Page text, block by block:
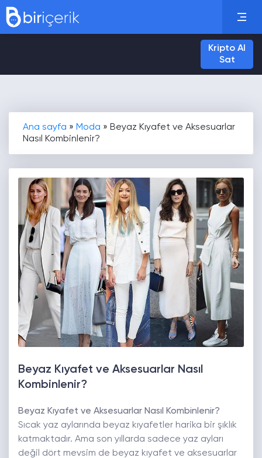
Kripto Al
Sat
Ana sayfa » Moda » Beyaz Kıyafet ve Aksesuarlar
Nasıl Kombinlenir?
Beyaz Kıyafet ve Aksesuarlar Nasıl
Kombinlenir?
Beyaz Kıyafet ve Aksesuarlar Nasıl Kombinlenir?
Sıcak yaz aylarında beyaz kıyafetler harika bir şıklık
katmaktadır. Ama son yıllarda sadece yaz ayları
değil dört mevsim de beyaz kıyafet ve aksesuarlar